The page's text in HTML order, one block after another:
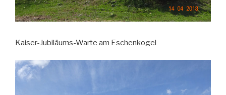
Kaiser-Jubiläums-Warte am Eschenkogel